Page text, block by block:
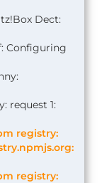
Dect:
Configuring
request 1:
registry:
registry: